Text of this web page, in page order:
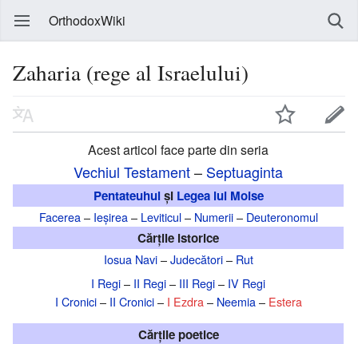
OrthodoxWiki
Zaharia (rege al Israelului)
Acest articol face parte din seria
Vechiul Testament– Septuaginta
Pentateuhulși Legea lui Moise
Facerea– Ieșirea– Leviticul– Numerii– Deuteronomul
Cărțile istorice
Iosua Navi–Judecători– Rut
I Regi– II Regi– III Regi– IV Regi
I Cronici– II Cronici– I Ezdra – Neemia– Estera
Cărțile poetice